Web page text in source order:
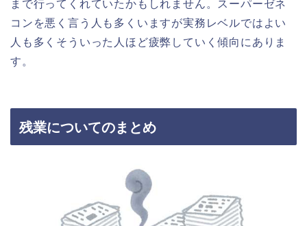
まで行ってくれていたかもしれません。スーパーゼネ
コンを悪く言う人も多くいますが実務レベルではよい
人も多くそういった人ほど疲弊していく傾向にありま
す。
残業についてのまとめ